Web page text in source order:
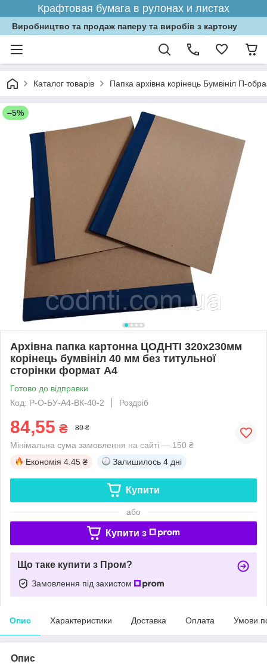
Крафтовая бумага в рулонах и листах
Виробництво та продаж паперу та виробів з картону
Каталог товарів Папка архівна корінець Бумвініл П-
–5%
Архівна папка картонна ЦОДНТІ 320х230мм
корінець бумвініл 40 мм без титульної
сторінки формат А4
Готово до відправки
Код: P-О-БУ-А4-ВК-40-2
Роздріб
84,55 ₴ 89 ₴
Мінімальна сума замовлення на сайті — 150 ₴
Економія 4.45 ₴ Залишилось 4 дні
Купити
або
Купити з
Що таке купити з Пром?
Замовлення під захистом
Опис Характеристики Доставка Оплата Умови
Опис